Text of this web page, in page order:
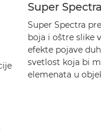
Super
Super Spectra
boja i oštre slike
efekte pojave
svetlost koja bi
elemenata u